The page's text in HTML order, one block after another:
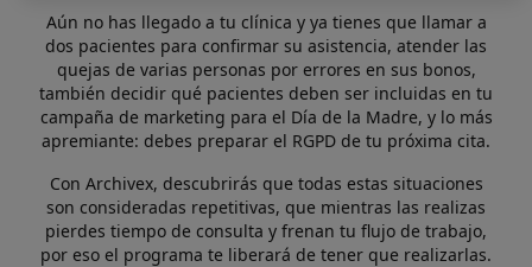
Aún no has llegado a tu clínica y ya tienes que llamar a
dos pacientes para confirmar su asistencia, atender las
quejas de varias personas por errores en sus bonos,
también decidir qué pacientes deben ser incluidas en tu
campaña de marketing para el Día de la Madre, y lo más
apremiante: debes preparar el RGPD de tu próxima cita.
Con Archivex, descubrirás que todas estas situaciones
son consideradas repetitivas, que mientras las realizas
pierdes tiempo de consulta y frenan tu flujo de trabajo,
por eso el programa te liberará de tener que realizarlas.